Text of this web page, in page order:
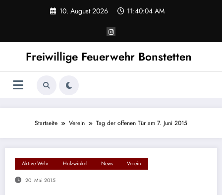
10. August 2026 11:40:04 AM
Freiwillige Feuerwehr Bonstetten
Startseite Verein Tag der offenen Tür am 7. Juni 2015
Aktive Wehr Holzwinkel News Verein
20. Mai 2015